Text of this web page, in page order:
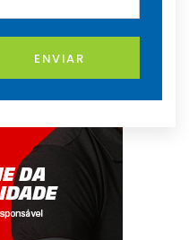
ENVIAR